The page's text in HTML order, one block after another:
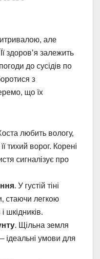
але
здоров’я залежить
до сусідів по
з
що їх
любить вологу,
тихий ворог. Корені
сигналізує про
. У густій тіні
стаючи легкою
шкідників.
. Щільна земля
ідеальні умови для